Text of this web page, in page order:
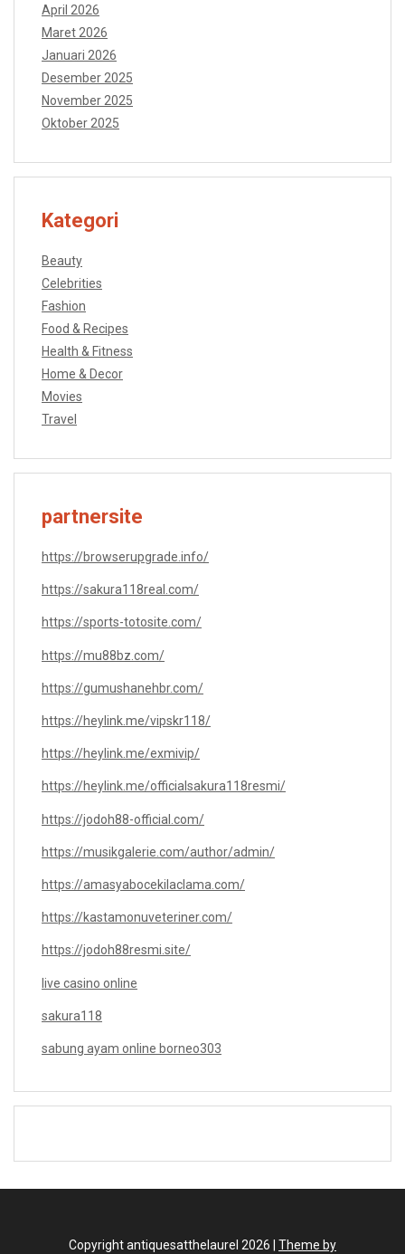
April 2026
Maret 2026
Januari 2026
Desember 2025
November 2025
Oktober 2025
Kategori
Beauty
Celebrities
Fashion
Food & Recipes
Health & Fitness
Home & Decor
Movies
Travel
partnersite
https://browserupgrade.info/
https://sakura118real.com/
https://sports-totosite.com/
https://mu88bz.com/
https://gumushanehbr.com/
https://heylink.me/vipskr118/
https://heylink.me/exmivip/
https://heylink.me/officialsakura118resmi/
https://jodoh88-official.com/
https://musikgalerie.com/author/admin/
https://amasyabocekilaclama.com/
https://kastamonuveteriner.com/
https://jodoh88resmi.site/
live casino online
sakura118
sabung ayam online borneo303
Copyright antiquesatthelaurel 2026 | Theme by